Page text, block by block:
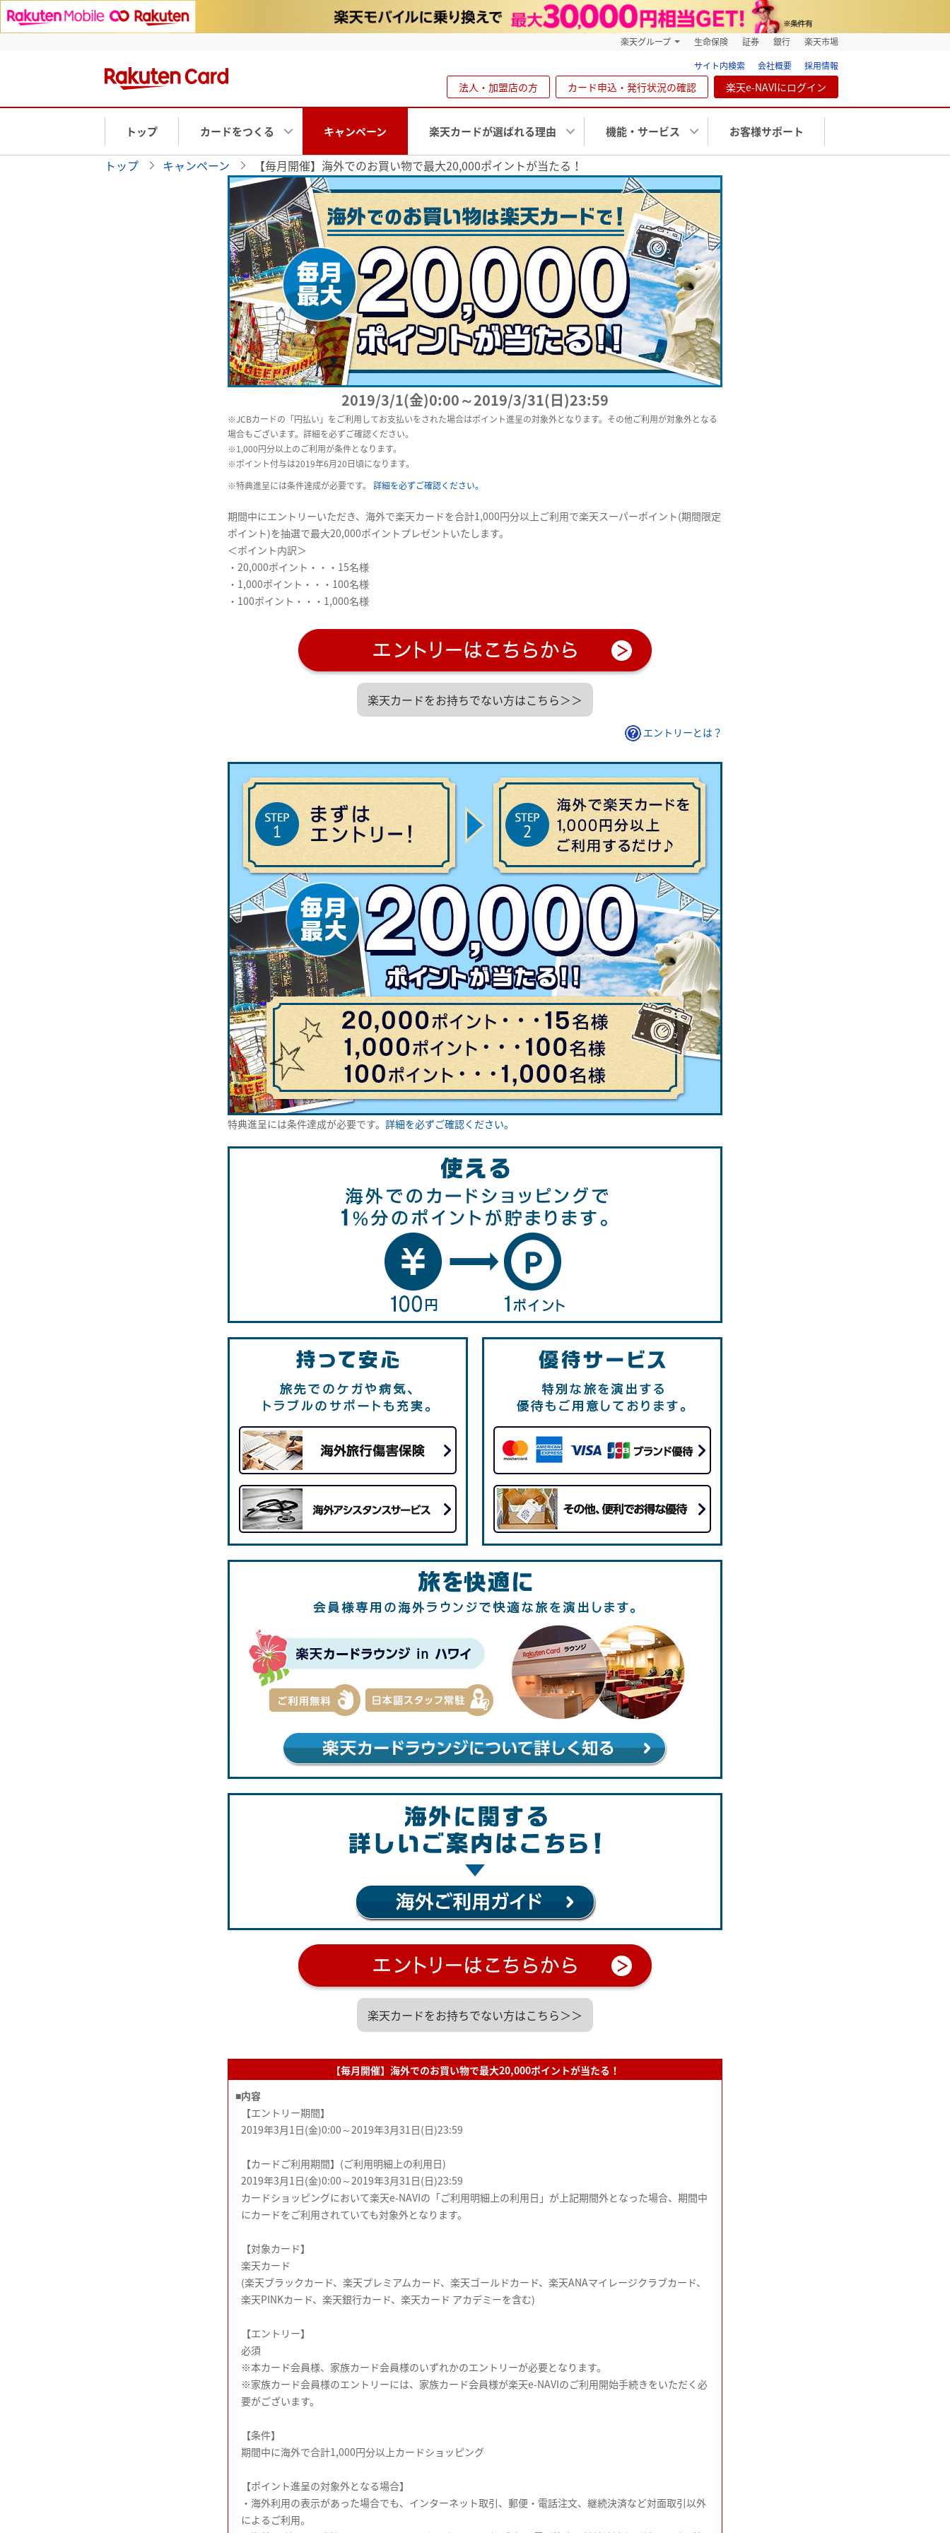
楽天グループ 生命保険 証券 銀行
楽天市場
サイト内検索
会社概要 採用情報
法人・加盟店の方 カード申込・発行状況の確認 楽天e-NAVIにログイン
トップ カードをつくる キャンペーン 楽天カードが選ばれる理由 機能・サービス お客様サポート
トップ キャンペーン 【毎月開催】海外でのお買い物で最大20,000ポイントが当たる！
2019/3/1(金)0:00～2019/3/31(日)23:59
※JCBカードの「円払い」をご利用してお支払いをされた場合はポイント進呈の対象外となります。その他ご利用が対象外となる
場合もございます。詳細を必ずご確認ください。
※1,000円分以上のご利用が条件となります。
※ポイント付与は2019年6月20日頃になります。
※特典進呈には条件達成が必要です。 詳細を必ずご確認ください。
期間中にエントリーいただき、海外で楽天カードを合計1,000円分以上ご利用で楽天スーパーポイント(期間限定
ポイント)を抽選で最大20,000ポイントプレゼントいたします。
＜ポイント内訳＞
・20,000ポイント・・・15名様
・1,000ポイント・・・100名様
・100ポイント・・・1,000名様
楽天カードをお持ちでない方はこちら＞＞
エントリーとは？
特典進呈には条件達成が必要です。 詳細を必ずご確認ください。
楽天カードをお持ちでない方はこちら＞＞
【毎月開催】海外でのお買い物で最大20,000ポイントが当たる！
■内容
【エントリー期間】
2019年3月1日(金)0:00～2019年3月31日(日)23:59
【カードご利用期間】(ご利用明細上の利用日)
2019年3月1日(金)0:00～2019年3月31日(日)23:59
カードショッピングにおいて楽天e-NAVIの「ご利用明細上の利用日」が上記期間外となった場合、期間中
にカードをご利用されていても対象外となります。
【対象カード】
楽天カード
(楽天ブラックカード、楽天プレミアムカード、楽天ゴールドカード、楽天ANAマイレージクラブカード、
楽天PINKカード、楽天銀行カード、楽天カード アカデミーを含む)
【エントリー】
必須
※本カード会員様、家族カード会員様のいずれかのエントリーが必要となります。
※家族カード会員様のエントリーには、家族カード会員様が楽天e-NAVIのご利用開始手続きをいただく必
要がございます。
【条件】
期間中に海外で合計1,000円分以上カードショッピング
【ポイント進呈の対象外となる場合】
・海外利用の表示があった場合でも、インターネット取引、郵便・電話注文、継続決済など対面取引以外
によるご利用。